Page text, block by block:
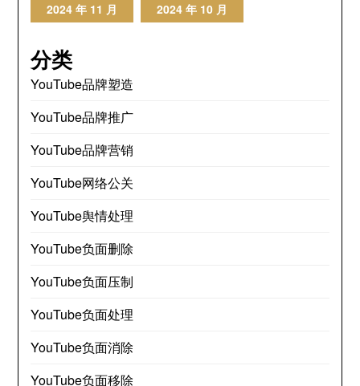
2024 年 11 月 2024 年 10 月
分类
YouTube品牌塑造
YouTube品牌推广
YouTube品牌营销
YouTube网络公关
YouTube舆情处理
YouTube负面删除
YouTube负面压制
YouTube负面处理
YouTube负面消除
YouTube负面移除